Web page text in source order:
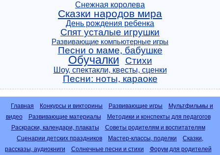
Снежная королева
Сказки народов мира
День рождения ребенка
Спят усталые игрушки
Развивающие компьютерные игры
Песни о маме, бабушке
Обучалки Стихи
Шоу, спектакли, квесты, сценки
Песни: ноты, караоке
Главная Конкурсы и викторины Развивающие игры
Мультфильмы и
видео
Развивающие материалы
Методики и конспекты для педагогов
Раскраски, календари, плакаты
Советы родителям и воспитателям
Сценарии детских праздников
Мастер-классы, поделки
Сказки,
рассказы, аудиокниги
Солнечные песни и стихи Форум для родителей